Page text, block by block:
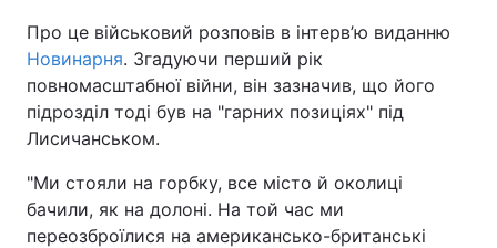
Про це військовий розповів в інтерв’ю виданню
Новинарня. Згадуючи перший рік
повномасштабної війни, він зазначив, що його
підрозділ тоді був на "гарних позиціях" під
Лисичанськом.
"Ми стояли на горбку, все місто й околиці
бачили, як на долоні. На той час ми
переозброїлися на американсько-британські